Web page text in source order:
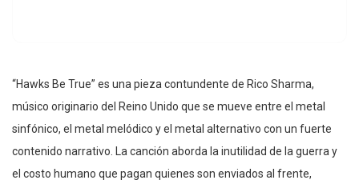
“Hawks Be True” es una pieza contundente de Rico Sharma,
músico originario del Reino Unido que se mueve entre el metal
sinfónico, el metal melódico y el metal alternativo con un fuerte
contenido narrativo. La canción aborda la inutilidad de la guerra y
el costo humano que pagan quienes son enviados al frente,